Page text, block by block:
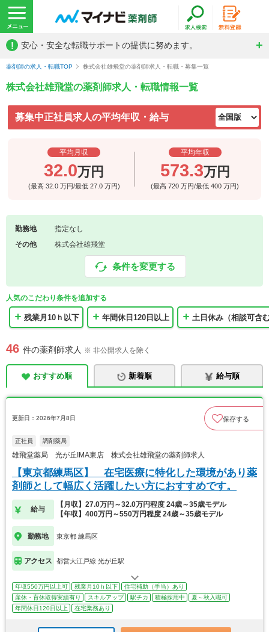
! 安心・安全な転職サポートの提供に努めます。
薬剤師の求人・転職TOP 株式会社雄飛堂の薬剤師求人・転職・募集一覧
株式会社雄飛堂の薬剤師求人・転職情報一覧
募集中正社員求人の平均年収・給与
平均月収
32.0万円
(最高 32.0 万円/最低 27.0 万円)
平均年収
573.3万円
(最高720万円/最低400万円)
勤務地
指定なし
その他
株式会社雄飛堂
条件を変更する
人気のこだわり条件を追加する
残業月10ｈ以下 年間休日120日以上 土日休み（相談可含
46 件の薬剤師求人 ※ 非公開求人を除く
おすすめ順 新着順 給与順
更新日：2026年7月8日 保存する
正社員 調剤薬局
雄飛堂薬局 光が丘IMA東店 株式会社雄飛堂の薬剤師求人
【東京都練馬区】 在宅医療に特化した環境があり薬
剤師として幅広く活躍したい方におすすめです。
給与
【月収】27.0万円～32.0万円程度 24歳～35歳モデル
【年収】400万円～550万円程度 24歳～35歳モデル
勤務地 東京都 練馬区
アクセス 都営大江戸線 光が丘駅
年収550万円以上可 残業月10ｈ以下
住宅補助（手当）あり
産休・育休取得実績有り
スキルアップ 駅チカ 積極採用中
夏～秋入職可
年間休日120日以上
在宅業務あり